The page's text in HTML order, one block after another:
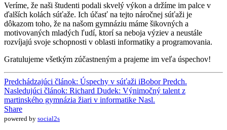
Veríme, že naši študenti podali skvelý výkon a držíme im palce v
ďalších kolách súťaže. Ich účasť na tejto náročnej súťaži je
dôkazom toho, že na našom gymnáziu máme šikovných a
motivovaných mladých ľudí, ktorí sa neboja výziev a neustále
rozvíjajú svoje schopnosti v oblasti informatiky a programovania.
Gratulujeme všetkým zúčastneným a prajeme im veľa úspechov!
Predchádzajúci článok: Úspechy v súťaži iBoborPredch.
Nasledujúci článok: Richard Dudek: Výnimočný talent z
martinského gymnázia žiari v informatike Nasl.
Share
powered by social2s